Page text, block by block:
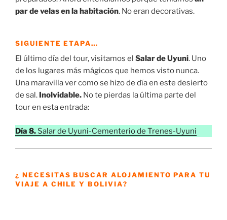
par de velas en la habitación. No eran decorativas.
SIGUIENTE ETAPA…
El último día del tour, visitamos el Salar de Uyuni. Uno
de los lugares más mágicos que hemos visto nunca.
Una maravilla ver como se hizo de día en este desierto
de sal. Inolvidable. No te pierdas la última parte del
tour en esta entrada:
Día 8. Salar de Uyuni-Cementerio de Trenes-Uyuni
¿ NECESITAS BUSCAR ALOJAMIENTO PARA TU
VIAJE A CHILE Y BOLIVIA?